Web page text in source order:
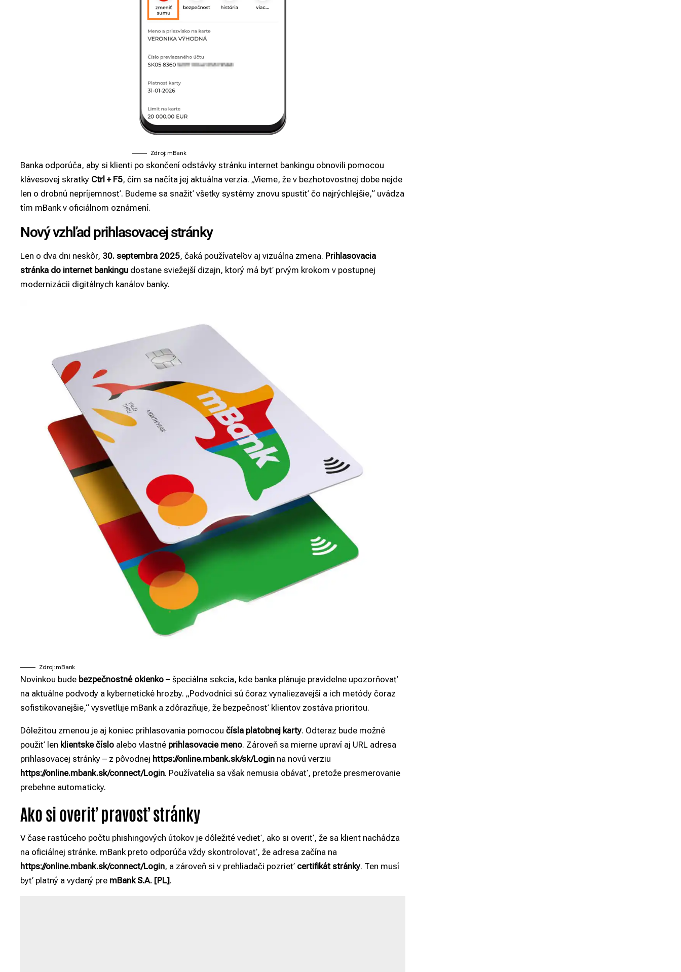
Zdroj: mBank
Banka odporúča, aby si klienti po skončení odstávky stránku internet bankingu obnovili pomocou
klávesovej skratky Ctrl + F5, čím sa načíta jej aktuálna verzia. „Vieme, že v bezhotovostnej dobe nejde
len o drobnú nepríjemnosť. Budeme sa snažiť všetky systémy znovu spustiť čo najrýchlejšie,“ uvádza
tím mBank v oficiálnom oznámení.
Nový vzhľad prihlasovacej stránky
Len o dva dni neskôr, 30. septembra 2025, čaká používateľov aj vizuálna zmena. Prihlasovacia
stránka do internet bankingu dostane sviežejší dizajn, ktorý má byť prvým krokom v postupnej
modernizácii digitálnych kanálov banky.
Zdroj: mBank
Novinkou bude bezpečnostné okienko – špeciálna sekcia, kde banka plánuje pravidelne upozorňovať
na aktuálne podvody a kybernetické hrozby. „Podvodníci sú čoraz vynaliezavejší a ich metódy čoraz
sofistikovanejšie,“ vysvetľuje mBank a zdôrazňuje, že bezpečnosť klientov zostáva prioritou.
Dôležitou zmenou je aj koniec prihlasovania pomocou čísla platobnej karty. Odteraz bude možné
použiť len klientske číslo alebo vlastné prihlasovacie meno. Zároveň sa mierne upraví aj URL adresa
prihlasovacej stránky – z pôvodnej https://online.mbank.sk/sk/Login na novú verziu
https://online.mbank.sk/connect/Login. Používatelia sa však nemusia obávať, pretože presmerovanie
prebehne automaticky.
Ako si overiť pravosť stránky
V čase rastúceho počtu phishingových útokov je dôležité vedieť, ako si overiť, že sa klient nachádza
na oficiálnej stránke. mBank preto odporúča vždy skontrolovať, že adresa začína na
https://online.mbank.sk/connect/Login, a zároveň si v prehliadači pozrieť certifikát stránky. Ten musí
byť platný a vydaný pre mBank S.A. [PL].